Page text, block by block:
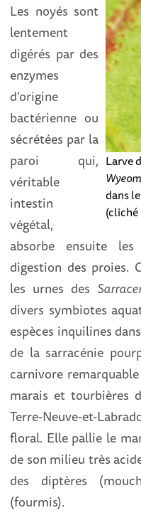
Larve
dans
(cliché
Les noyés sont
lentement
digérés par des
enzymes
d’origine
bactérienne ou
sécrétées par la
paroi qui,
véritable
intestin
végétal,
absorbe ensuite
digestion des proies.
les urnes des
divers symbiotes
espèces inquilines
de la sarracénie
carnivore
marais et tourbières
Terre-Neuve-et-
floral. Elle pallie le
de son milieu très
des diptères
(fourmis).